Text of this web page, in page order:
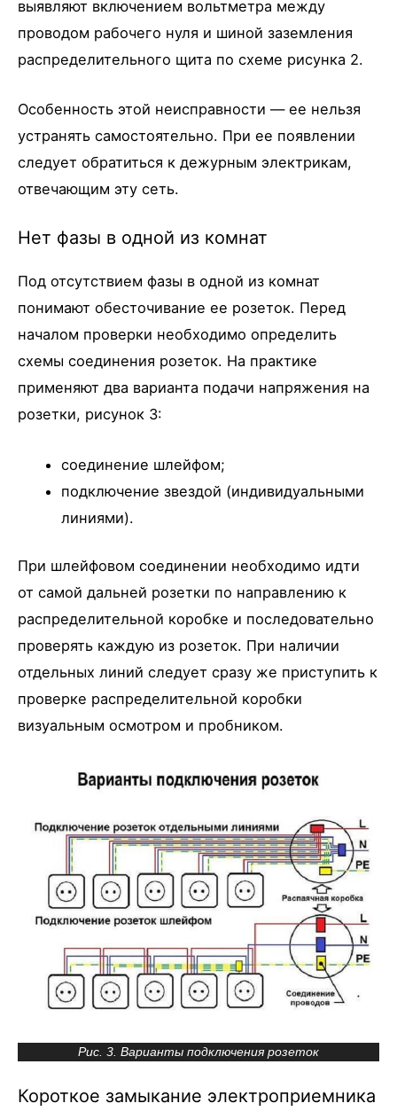
выявляют включением вольтметра между
проводом рабочего нуля и шиной заземления
распределительного щита по схеме рисунка 2.
Особенность этой неисправности — ее нельзя
устранять самостоятельно. При ее появлении
следует обратиться к дежурным электрикам,
отвечающим эту сеть.
Нет фазы в одной из комнат
Под отсутствием фазы в одной из комнат
понимают обесточивание ее розеток. Перед
началом проверки необходимо определить
схемы соединения розеток. На практике
применяют два варианта подачи напряжения на
розетки, рисунок 3:
соединение шлейфом;
подключение звездой (индивидуальными
линиями).
При шлейфовом соединении необходимо идти
от самой дальней розетки по направлению к
распределительной коробке и последовательно
проверять каждую из розеток. При наличии
отдельных линий следует сразу же приступить к
проверке распределительной коробки
визуальным осмотром и пробником.
Рис. 3. Варианты подключения розеток
Короткое замыкание электроприемника